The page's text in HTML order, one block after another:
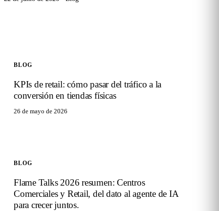
BLOG
KPIs de retail: cómo pasar del tráfico a la
conversión en tiendas físicas
26 de mayo de 2026
BLOG
Flame Talks 2026 resumen: Centros
Comerciales y Retail, del dato al agente de IA
para crecer juntos.